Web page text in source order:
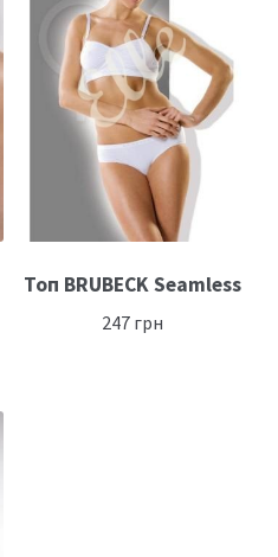
Топ BRUBECK Seamless
247грн